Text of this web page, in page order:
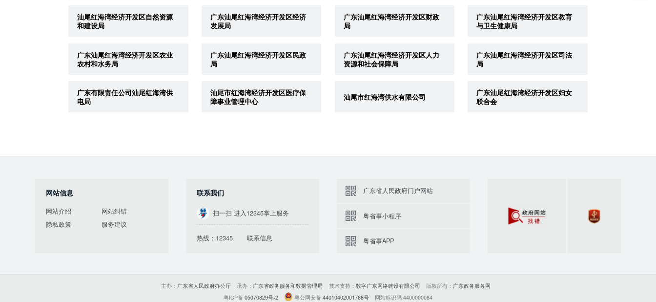
汕尾红海湾经济开发区自然资源
和建设局
广东汕尾红海湾经济开发区经济
发展局
广东汕尾红海湾经济开发区财政
局
广东汕尾红海湾经济开发区教育
与卫生健康局
广东汕尾红海湾经济开发区农业
农村和水务局
广东汕尾红海湾经济开发区民政
局
广东汕尾红海湾经济开发区人力
资源和社会保障局
广东汕尾红海湾经济开发区司法
局
广东有限责任公司汕尾红海湾供
电局
汕尾市红海湾经济开发区医疗保
障事业管理中心
汕尾市红海湾供水有限公司
广东汕尾红海湾经济开发区妇女
联合会
网站信息
网站介绍
网站纠错
隐私政策
服务建议
联系我们
扫一扫 进入12345掌上服务
热线：12345 联系信息
广东省人民政府门户网站
粤省事小程序
粤省事APP
主办： 广东省人民政府办公厅 承办： 广东省政务服务和数据管理局 技术支持： 数字广东网络建设有限公司 版权所有： 广东政务服务网
粤ICP备 05070829号-2 粤公网安备44010402001768号 网站标识码 4400000084